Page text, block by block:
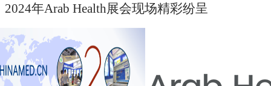
2024年Arab Health展会现场精彩纷呈